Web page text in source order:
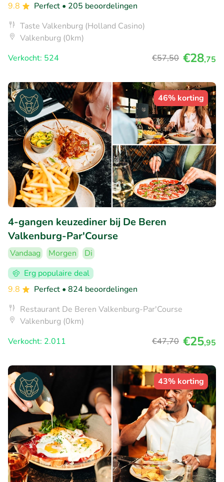
9.8
Perfect • 205 beoordelingen
Taste Valkenburg (Holland Casino)
Valkenburg (0km)
Verkocht: 524
€57,50 €28,75
46% korting
4-gangen keuzediner bij De Beren
Valkenburg-Par'Course
Vandaag Morgen
Di
Erg populaire deal
9.8
Perfect • 824 beoordelingen
Restaurant De Beren Valkenburg-Par'Course
Valkenburg (0km)
Verkocht: 2.011
€47,70 €25,95
43% korting